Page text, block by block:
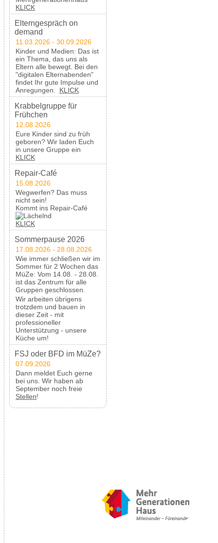
KLICK
Elterngespräch on
demand
11.03.2026 - 30.09.2026
Kinder und Medien: Das ist
ein Thema, das uns als
Eltern alle bewegt. Bei den
"digitalen Elternabenden"
findet Ihr gute Impulse und
Anregungen. KLICK
Krabbelgruppe für
Frühchen
12.08.2026
Eure Kinder sind zu früh
geboren? Wir laden Euch
in unsere Gruppe ein
KLICK
Repair-Café
15.08.2026
Wegwerfen? Das muss
nicht sein!
Kommt ins Repair-Café
KLICK
Sommerpause 2026
17.08.2026 - 28.08.2026
Wie immer schließen wir im
Sommer für 2 Wochen das
MüZe: Vom 14.08. - 28.08.
ist das Zentrum für alle
Gruppen geschlossen.
Wir arbeiten übrigens
trotzdem und bauen in
dieser Zeit - mit
professioneller
Unterstützung - unsere
Küche um!
FSJ oder BFD im MüZe?
07.09.2026
Dann meldet Euch gerne
bei uns. Wir haben ab
September noch freie
Stellen!